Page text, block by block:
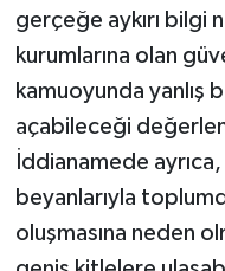
gerçeğe aykırı bilgi
kurumlarına olan
kamuoyunda yanlış
açabileceği
İddianamede
beyanlarıyla
oluşmasına neden